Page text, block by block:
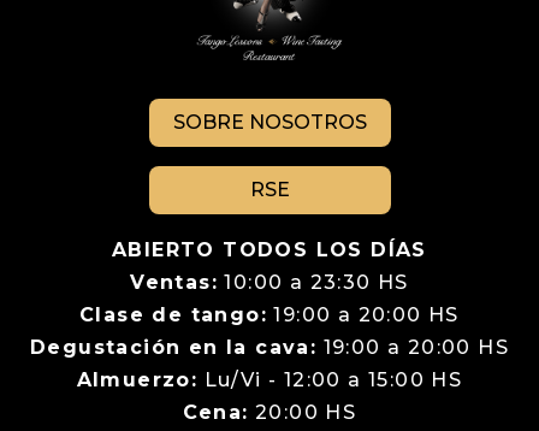
SOBRE NOSOTROS
RSE
ABIERTO TODOS LOS DÍAS
Ventas: 10:00 a 23:30 HS
Clase de tango: 19:00 a 20:00 HS
Degustación en la cava: 19:00 a 20:00 HS
Almuerzo: Lu/Vi - 12:00 a 15:00 HS
Cena: 20:00 HS